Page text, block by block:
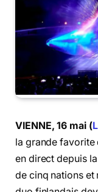
VIENNE, 16 mai (
la grande favorite
en direct depuis
de cinq nations et